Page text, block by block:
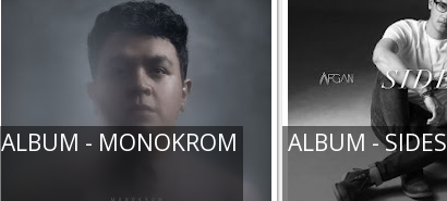
ALBUM - MONOKROM ALBUM - SIDES